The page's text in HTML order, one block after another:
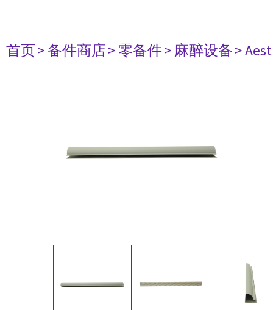
首页> 备件商店> 零备件> 麻醉设备>